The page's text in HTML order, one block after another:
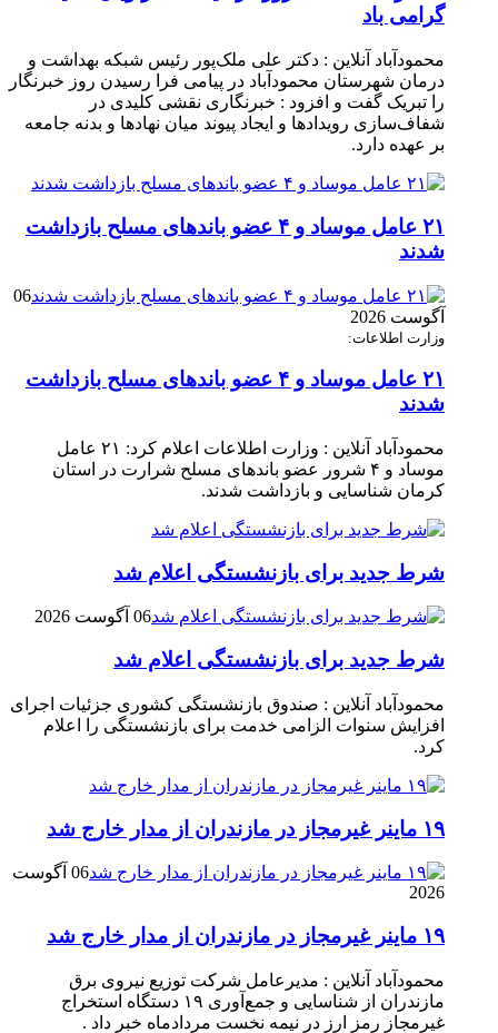
گرامی باد
محمودآباد آنلاین : دکتر علی ملک‌پور رئیس شبکه بهداشت و
درمان شهرستان محمودآباد در پیامی فرا رسیدن روز خبرنگار
را تبریک گفت و افزود : خبرنگاری نقشی کلیدی در
شفاف‌سازی رویدادها و ایجاد پیوند میان نهادها و بدنه جامعه
بر عهده دارد.
۲۱ عامل موساد و ۴ عضو باند‌های مسلح بازداشت
شدند
06
آگوست 2026
وزارت اطلاعات:
۲۱ عامل موساد و ۴ عضو باند‌های مسلح بازداشت
شدند
محمودآباد آنلاین : وزارت اطلاعات اعلام کرد: ۲۱ عامل
موساد و ۴ شرور عضو باند‌های مسلح شرارت در استان
کرمان شناسایی و بازداشت شدند.
شرط جدید برای بازنشستگی اعلام شد
06 آگوست 2026
شرط جدید برای بازنشستگی اعلام شد
محمودآباد آنلاین : صندوق بازنشستگی کشوری جزئیات اجرای
افزایش سنوات الزامی خدمت برای بازنشستگی را اعلام
کرد.
۱۹ ماینر غیرمجاز در مازندران از مدار خارج شد
06 آگوست
2026
۱۹ ماینر غیرمجاز در مازندران از مدار خارج شد
محمودآباد آنلاین : مدیرعامل شرکت توزیع نیروی برق
مازندران از شناسایی و جمع‌آوری ۱۹ دستگاه استخراج
غیرمجاز رمز ارز در نیمه نخست مردادماه خبر داد .